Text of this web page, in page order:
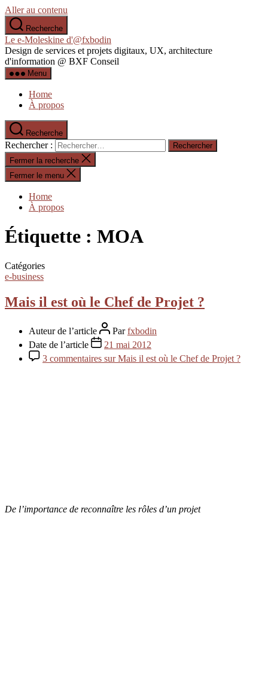
Aller au contenu
Recherche
Le e-Moleskine d'@fxbodin
Design de services et projets digitaux, UX, architecture
d'information @ BXF Conseil
Menu
Home
À propos
Recherche
Rechercher :
Fermer la recherche
Fermer le menu
Home
À propos
Étiquette : MOA
Catégories
e-business
Mais il est où le Chef de Projet ?
Auteur de l’article Parfxbodin
Date de l’article
21 mai 2012
3 commentaires sur Mais il est où le Chef de Projet ?
De l’importance de reconnaître les rôles d’un projet